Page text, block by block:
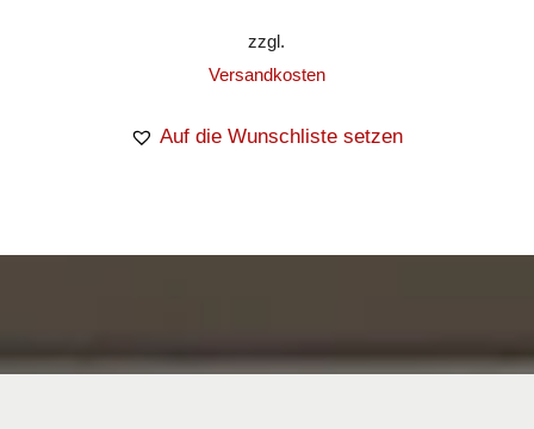
zzgl.
Versandkosten
Auf die Wunschliste setzen